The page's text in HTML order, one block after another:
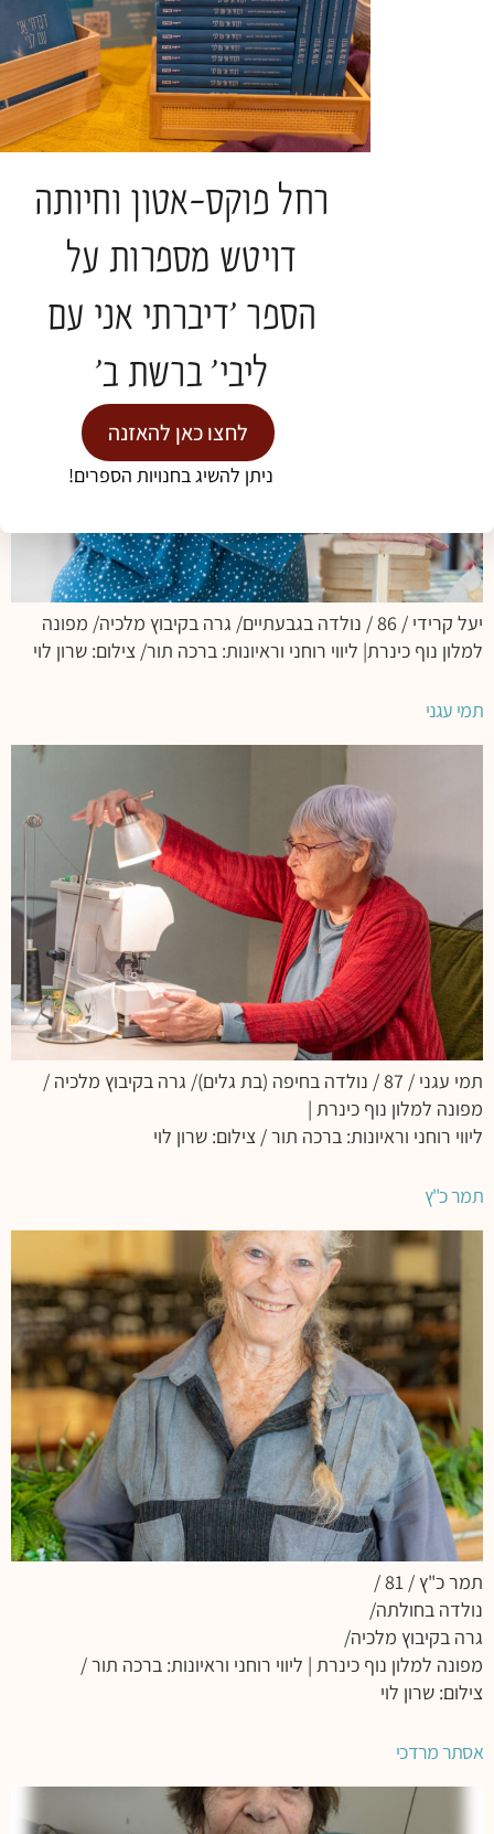
נולדה וגרה בקיבוץ מנרה
מפונה למלון נוף כינרת |
ליווי רוחני וראיונות: ברכה תור
יעל קרידי / 86 / נולדה בגבעתיים/ גרה בקיבוץ מלכיה/ מפונה
למלון נוף כינרת| ליווי רוחני וראיונות: ברכה תור/ צילום: שרון לוי
תמי עגני
תמי עגני / 87 / נולדה בחיפה (בת גלים)/ גרה בקיבוץ מלכיה /
מפונה למלון נוף כינרת |
ליווי רוחני וראיונות: ברכה תור / צילום: שרון לוי
תמר כ"ץ
תמר כ"ץ / 81 /
נולדה בחולתה/
גרה בקיבוץ מלכיה/
מפונה למלון נוף כינרת | ליווי רוחני וראיונות: ברכה תור /
צילום: שרון לוי
אסתר מרדכי
רחל פוקס-אטון וחיותה
דויטש מספרות על
הספר 'דיברתי אני עם
ליבי' ברשת ב'
לחצו כאן להאזנה
ניתן להשיג בחנויות הספרים!